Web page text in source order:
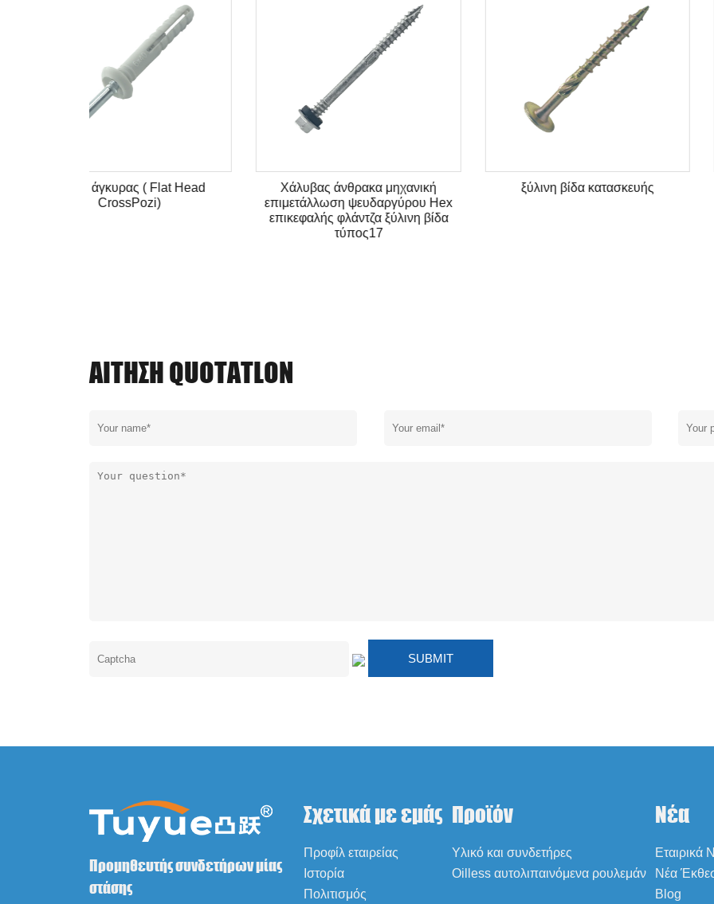
Καρφί άγκυρας ( Flat Head
CrossPozi)
Χάλυβας άνθρακα μηχανική
επιμετάλλωση ψευδαργύρου Hex
επικεφαλής φλάντζα ξύλινη βίδα
ξύλινη βίδα κατασκευής
ΑΊΤΗΣΗ QUOTATLON
Προμηθευτής συνδετήρων μίας
στάσης
Σχετικά με εμάς
Προφίλ εταιρείας
Ιστορία
Πολιτισμός
Προϊόν
Υλικό και συνδετήρες
Oilless αυτολιπαινόμενα ρουλεμάν
Νέα
Εταιρικά
Νέα
Blog